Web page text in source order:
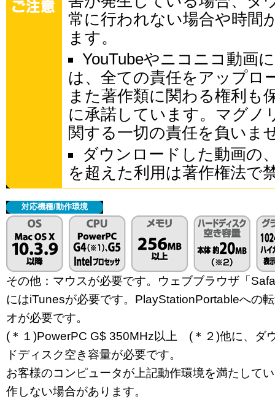
常に行われない場合や時間
ます。
YouTubeやニコニコ動画
は、全ての責任をアップロ
また著作類に関わる権利も
に承諾しています。マグノ
関する一切の責任を負いま
ダウンロードした動画の
を超えた利用は著作権法で
対応機種/動作環境
その他：マウスが必要です。ウェブブラウザ「
にはiTunesが必要です。PlayStationPortableへの
オが必要です。
(＊１)PowerPC G$ 350MHz以上 (＊２)他に、ダ
ドディスク空き容量が必要です。
お客様のコンピュータが上記動作環境を満たして
作しない場合があります。